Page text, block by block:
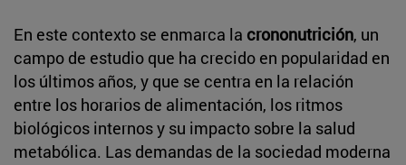
En este contexto se enmarca la crononutrición, un
campo de estudio que ha crecido en popularidad en
los últimos años, y que se centra en la relación
entre los horarios de alimentación, los ritmos
biológicos internos y su impacto sobre la salud
metabólica. Las demandas de la sociedad moderna